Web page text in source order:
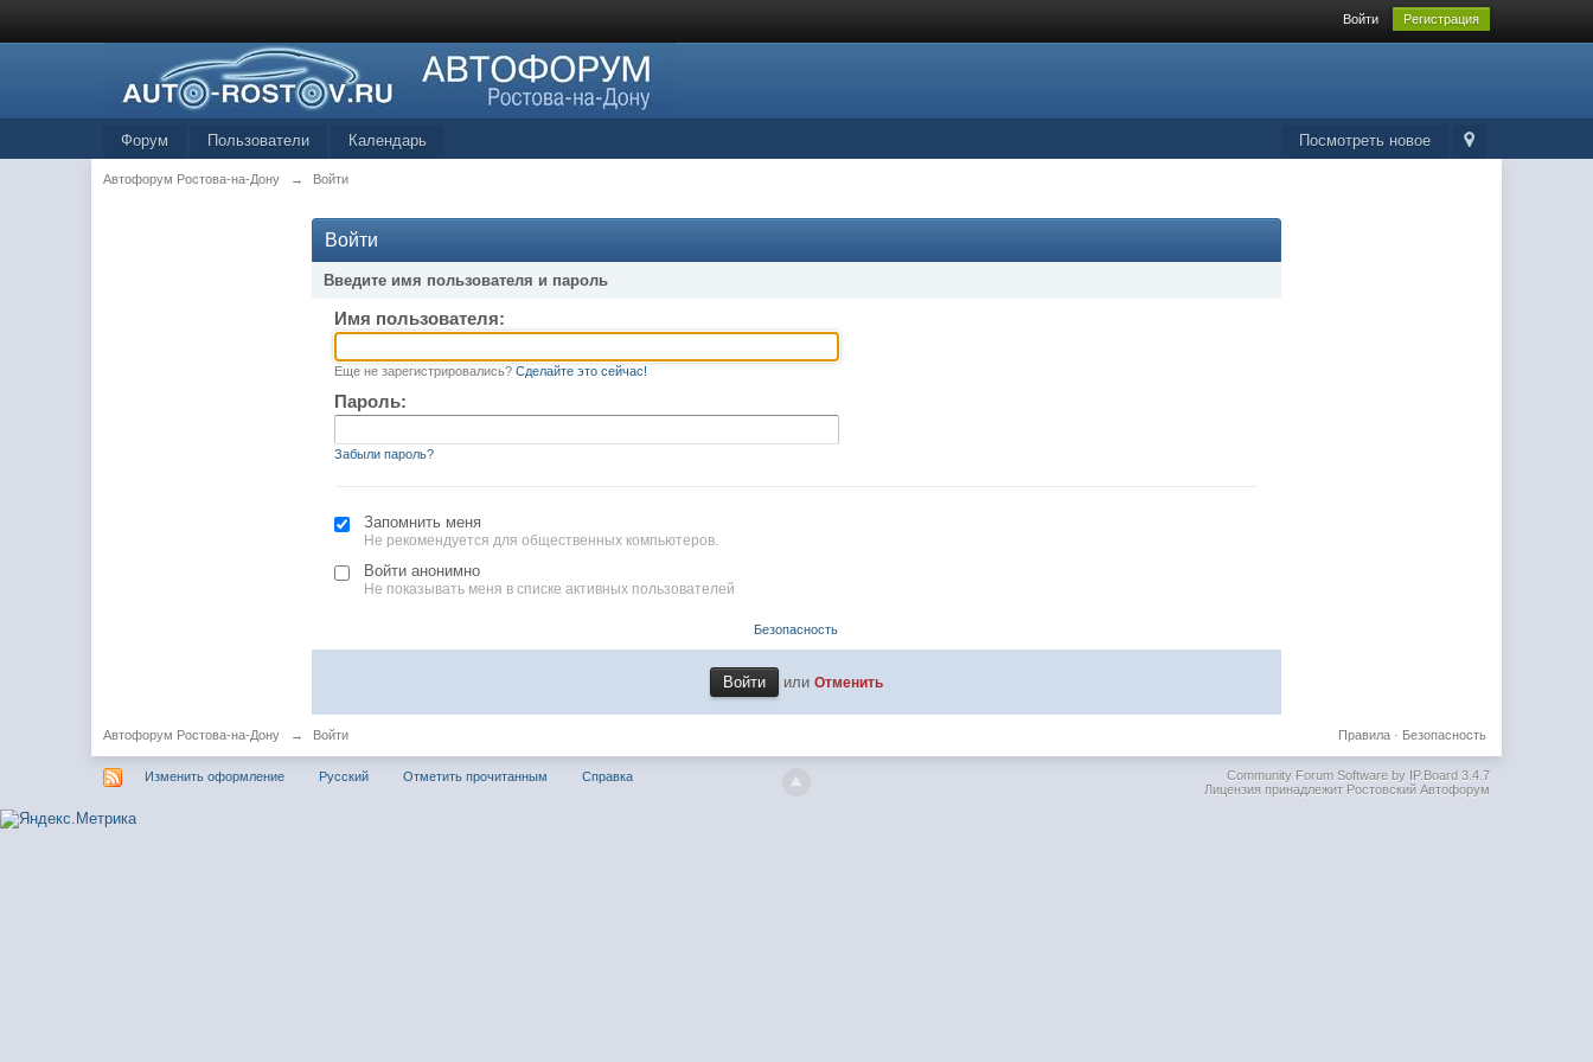
Войти Регистрация
Посмотреть новое
Форум Пользователи Календарь
Автофорум Ростова-на-Дону → Войти
Войти
Введите имя пользователя и пароль
Имя пользователя:
Еще не зарегистрировались? Сделайте это сейчас!
Пароль:
Забыли пароль?
Запомнить меня
Не рекомендуется для общественных компьютеров.
Войти анонимно
Не показывать меня в списке активных пользователей
Безопасность
или Отменить
Автофорум Ростова-на-Дону → Войти Безопасность
Правила·
Изменить оформление Русский Отметить прочитанным Справка
Community Forum Software by IP.Board 3.4.7
Лицензия принадлежит Ростовский Автофорум